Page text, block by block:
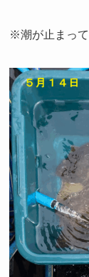
※潮が止まって